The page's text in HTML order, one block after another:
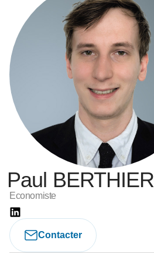
Paul BERTHIER
Economiste
Contacter